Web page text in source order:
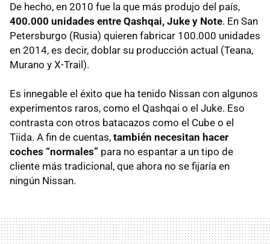
De hecho, en 2010 fue la que más produjo del país,
400.000 unidades entre Qashqai, Juke y Note. En San
Petersburgo (Rusia) quieren fabricar 100.000 unidades
en 2014, es decir, doblar su producción actual (Teana,
Murano y X-Trail).
Es innegable el éxito que ha tenido Nissan con algunos
experimentos raros, como el Qashqai o el Juke. Eso
contrasta con otros batacazos como el Cube o el
Tiida. A fin de cuentas, también necesitan hacer
coches “normales” para no espantar a un tipo de
cliente más tradicional, que ahora no se fijaría en
ningún Nissan.